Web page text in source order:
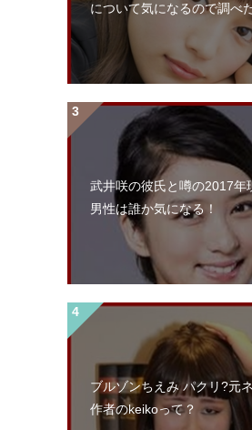
について気になるので調べ
武井咲の彼氏と噂の2017年
男性は誰か気になる！
ブルゾンちえみ パクリ?元
作者のkeikoって？